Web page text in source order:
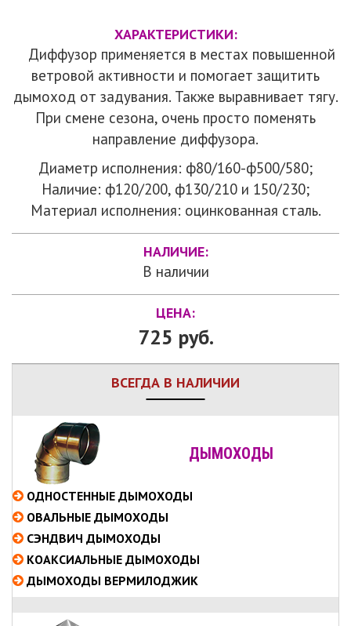
ХАРАКТЕРИСТИКИ:
Диффузор применяется в местах повышенной
ветровой активности и помогает защитить
дымоход от задувания. Также выравнивает тягу.
При смене сезона, очень просто поменять
направление диффузора.
Диаметр исполнения: ф80/160-ф500/580;
Наличие: ф120/200, ф130/210 и 150/230;
Материал исполнения: оцинкованная сталь.
НАЛИЧИЕ:
В наличии
ЦЕНА:
725 руб.
ВСЕГДА В НАЛИЧИИ
ДЫМОХОДЫ
ОДНОСТЕННЫЕ ДЫМОХОДЫ
ОВАЛЬНЫЕ ДЫМОХОДЫ
СЭНДВИЧ ДЫМОХОДЫ
КОАКСИАЛЬНЫЕ ДЫМОХОДЫ
ДЫМОХОДЫ ВЕРМИЛОДЖИК